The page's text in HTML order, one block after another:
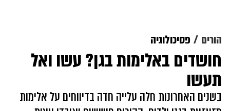
הורים פסיכולוגיה
חושדים באלימות בגן? עשו ואל
תעשו
בשנים האחרונות חלה עלייה חדה בדיווחים על אלימות